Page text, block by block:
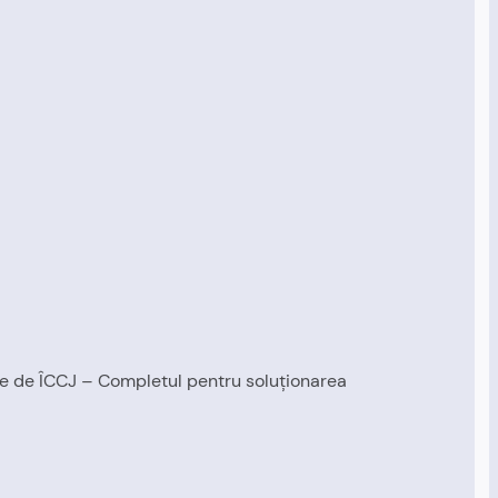
ÎCCJ – Completul pentru soluționarea